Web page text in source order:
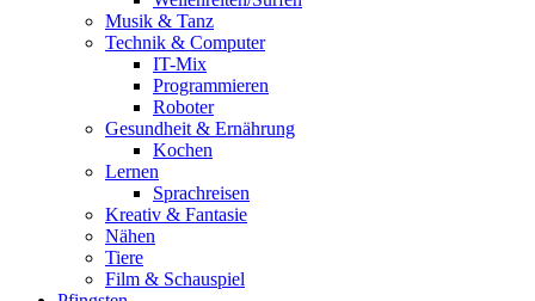
Musik & Tanz
Technik & Computer
IT-Mix
Programmieren
Roboter
Gesundheit & Ernährung
Kochen
Lernen
Sprachreisen
Kreativ & Fantasie
Nähen
Tiere
Film & Schauspiel